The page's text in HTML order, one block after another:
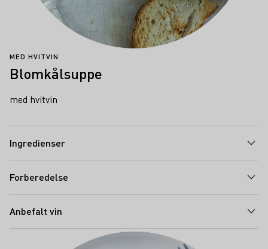
MED HVITVIN
Blomkålsuppe
med hvitvin
Ingredienser
Forberedelse
Anbefalt vin